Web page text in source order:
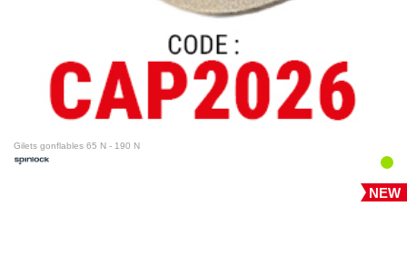
Gilets gonflables 65 N - 190 N
NEW